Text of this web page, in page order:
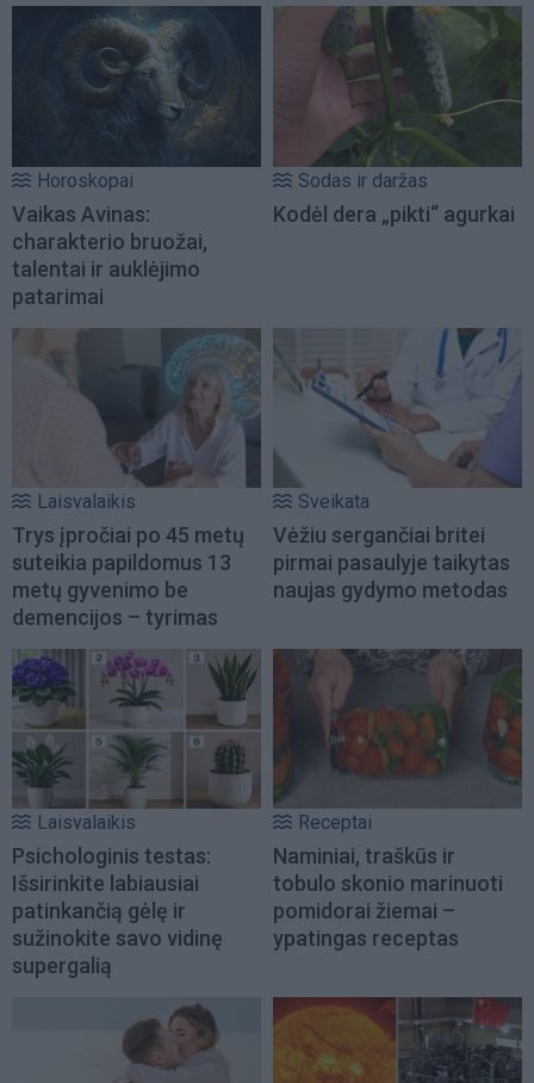
Horoskopai
Vaikas Avinas:
charakterio bruožai,
talentai ir auklėjimo
patarimai
Sodas ir daržas
Kodėl dera „pikti“ agurkai
Laisvalaikis
Trys įpročiai po 45 metų
suteikia papildomus 13
metų gyvenimo be
demencijos – tyrimas
Sveikata
Vėžiu sergančiai britei
pirmai pasaulyje taikytas
naujas gydymo metodas
Laisvalaikis
Psichologinis testas:
Išsirinkite labiausiai
patinkančią gėlę ir
sužinokite savo vidinę
supergalią
Receptai
Naminiai, traškūs ir
tobulo skonio marinuoti
pomidorai žiemai –
ypatingas receptas